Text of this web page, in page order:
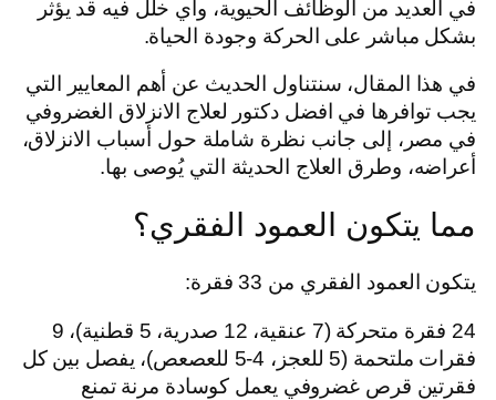
في العديد من الوظائف الحيوية، وأي خلل فيه قد يؤثر
بشكل مباشر على الحركة وجودة الحياة.
في هذا المقال، سنتناول الحديث عن أهم المعايير التي
يجب توافرها في افضل دكتور لعلاج الانزلاق الغضروفي
في مصر، إلى جانب نظرة شاملة حول أسباب الانزلاق،
أعراضه، وطرق العلاج الحديثة التي يُوصى بها.
مما يتكون العمود الفقري؟
يتكون العمود الفقري من 33 فقرة:
24 فقرة متحركة (7 عنقية، 12 صدرية، 5 قطنية)، 9
فقرات ملتحمة (5 للعجز، 4-5 للعصعص)، يفصل بين كل
فقرتين قرص غضروفي يعمل كوسادة مرنة تمنع